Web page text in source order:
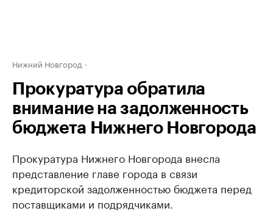
Нижний Новгород
Прокуратура обратила
внимание на задолженность
бюджета Нижнего Новгорода
Прокуратура Нижнего Новгорода внесла
представление главе города в связи
кредиторской задолженностью бюджета перед
поставщиками и подрядчиками.